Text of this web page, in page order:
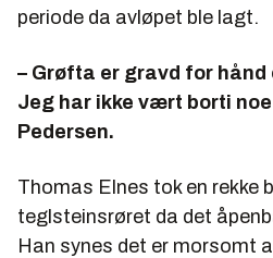
periode da avløpet ble lagt.
– Grøfta er gravd for
Jeg har ikke vært borti
Pedersen.
Thomas Elnes tok en rekke
teglsteinsrøret da det
Han synes det er morsomt